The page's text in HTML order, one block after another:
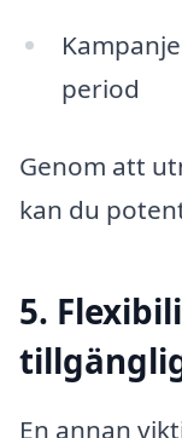
period
Genom att
kan du
5.
En annan